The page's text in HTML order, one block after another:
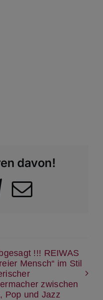
davon!
Telegram
Email
!!! REIWAS
Mensch“ im Stil
zwischen
Pop und Jazz